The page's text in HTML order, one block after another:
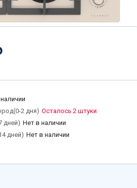
2 дня) Осталось 2 штуки
дней) Нет в наличии
дней) Нет в наличии